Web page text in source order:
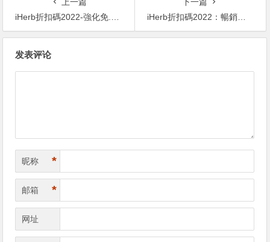
iHerb折扣碼2022-強化免.疫產品 無門檻7折+滿額順豐直郵
iHerb折扣碼2022：暢銷品牌8折促銷 另有強化免.疫產品7折
发表评论
昵称 *
邮箱 *
网址